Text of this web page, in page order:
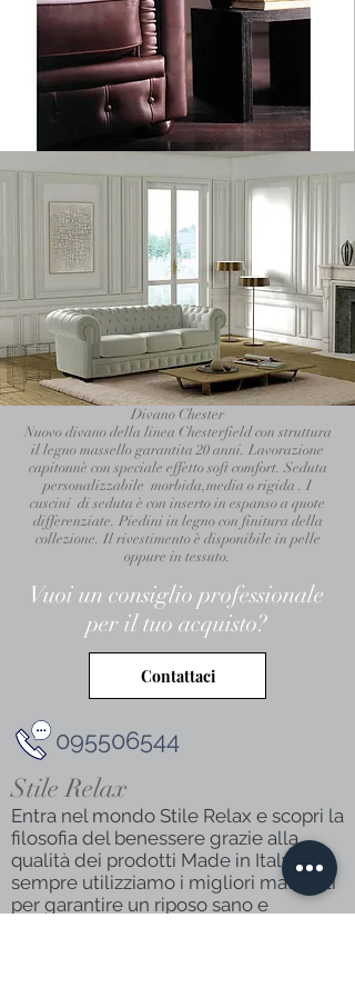
Divano Chester
Nuovo divano della linea Chesterfield con struttura
il legno massello garantita 20 anni. Lavorazione
capitonnè con speciale effetto soft comfort. Seduta
personalizzabile morbida,media o rigida . I
cuscini di seduta è con inserto in espanso a quote
differenziate. Piedini in legno con finitura della
collezione. Il rivestimento è disponibile in pelle
oppure in tessuto.
Vuoi un consiglio professionale
per il tuo acquisto?
Contattaci
095506544
Stile Relax
Entra nel mondo Stile Relax e scopri la
filosofia del benessere grazie alla
qualità dei prodotti Made in Italy. Da
sempre utilizziamo i migliori materiali
per garantire un riposo sano e